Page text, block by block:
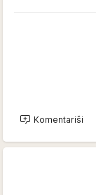
Komentariši